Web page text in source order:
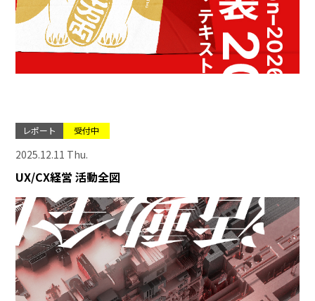
レポート 受付中
2025.12.11 Thu.
UX/CX経営 活動全図